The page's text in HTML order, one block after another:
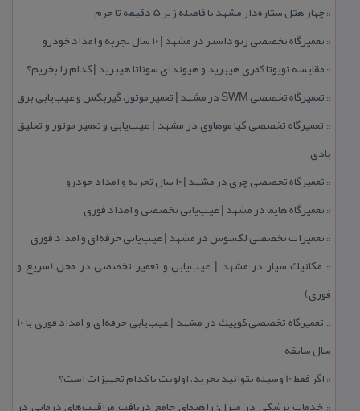
::چهار هتل‌ ستاره‌دار مشهد با فاصله زیر 5 دقیقه تا حرم
:: تعمیرگاه تخصصی رنو داستر در مشهد | ۱۰ سال تجربه و امداد خودرو
:: مقایسه تویوتا كمری هیبرید و هیوندای سوناتا هیبرید | كدام را بخریم؟
:: تعمیرگاه تخصصی SWM در مشهد | تعمیر موتور، گیربكس و عیب‌یابی برق
:: تعمیرگاه تخصصی كیا موهاوی در مشهد | عیب‌یابی و تعمیر موتور و تعلیق
بادی
:: تعمیرگاه تخصصی چری در مشهد | ۱۰ سال تجربه و امداد خودرو
:: تعمیرگاه هایما در مشهد | عیب‌یابی تخصصی و امداد فوری
:: تعمیرات تخصصی لكسوس در مشهد | عیب‌یابی حرفه‌ای و امداد فوری
:: مكانیك سیار در مشهد | عیب‌یابی و تعمیر تخصصی در محل (سریع و
فوری)
::
تعمیرگاه تخصصی كوییك در مشهد | عیب‌یابی حرفه‌ای و امداد فوری با ۱۰
سال سابقه
:: اگر فقط 10 وسیله بتوانید بخرید، اولویت با كدام تجهیزات است؟
:: خدمات پزشكی در منزل؛ راهنمای جامع دریافت مراقبت‌های درمانی در